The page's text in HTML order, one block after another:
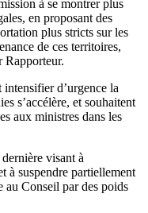
à se montrer plus
en proposant des
plus stricts sur les
de ces territoires,
Rapporteur.
d’urgence la
s’accélère, et souhaitent
aux ministres dans les
visant à
à suspendre partiellement
au Conseil par des poids